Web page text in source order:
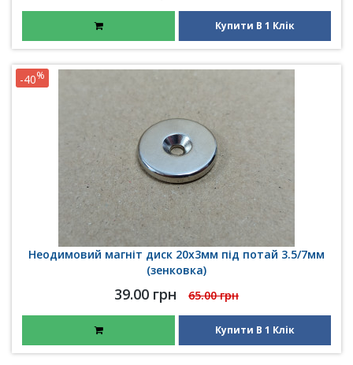
Купити В 1 Клік
Неодимовий магніт диск 20x3мм під потай 3.5/7мм
(зенковка)
39.00 грн 65.00 грн
-40%
Купити В 1 Клік